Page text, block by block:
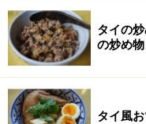
タイの
の炒め
タイ風